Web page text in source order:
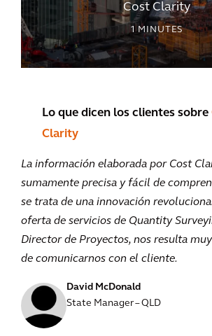
Cost Clarity
1MINUTES
Lo que dicen los clientes sobre
Clarity
La información elaborada por Cost
sumamente precisa y fácil de
se trata de una innovación
oferta de servicios de Quantity
Director de Proyectos, nos resulta
de comunicarnos con el cliente.
David McDonald
State Manager – QLD